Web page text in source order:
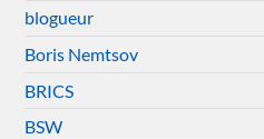
blogueur
Boris Nemtsov
BRICS
BSW